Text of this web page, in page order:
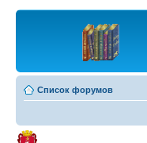
Список форумов